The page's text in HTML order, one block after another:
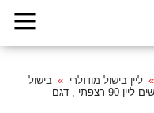
ליין בישול מודולרי
בישול
כיריים גז 2 ראשים ליין 90 רצפתי , דגם